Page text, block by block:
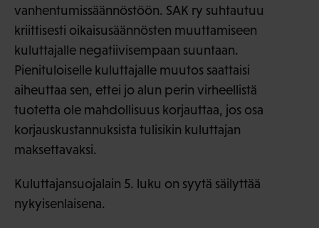
vanhentumissäännöstöön. SAK ry suhtautuu
kriittisesti oikaisusäännösten muuttamiseen
kuluttajalle negatiivisempaan suuntaan.
Pienituloiselle kuluttajalle muutos saattaisi
aiheuttaa sen, ettei jo alun perin virheellistä
tuotetta ole mahdollisuus korjauttaa, jos osa
korjauskustannuksista tulisikin kuluttajan
maksettavaksi.
Kuluttajansuojalain 5. luku on syytä säilyttää
nykyisenlaisena.